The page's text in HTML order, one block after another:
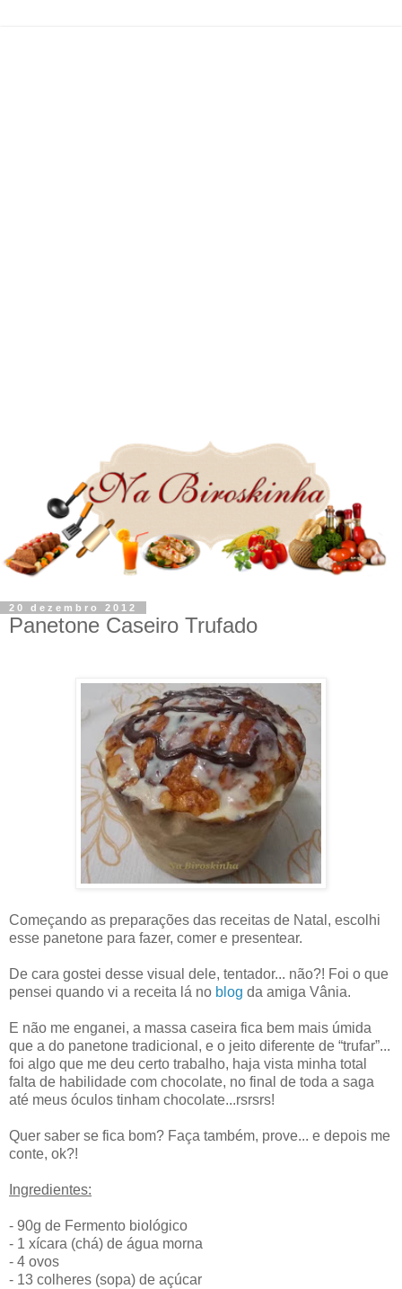
20 dezembro 2012
Panetone Caseiro Trufado
Começando as preparações das receitas de Natal, escolhi
esse panetone para fazer, comer e presentear.
De cara gostei desse visual dele, tentador... não?! Foi o que
pensei quando vi a receita lá no blog da amiga Vânia.
E não me enganei, a massa caseira fica bem mais úmida
que a do panetone tradicional, e o jeito diferente de “trufar”...
foi algo que me deu certo trabalho, haja vista minha total
falta de habilidade com chocolate, no final de toda a saga
até meus óculos tinham chocolate...rsrsrs!
Quer saber se fica bom? Faça também, prove... e depois me
conte, ok?!
Ingredientes:
- 90g de Fermento biológico
- 1 xícara (chá) de água morna
- 4 ovos
- 13 colheres (sopa) de açúcar